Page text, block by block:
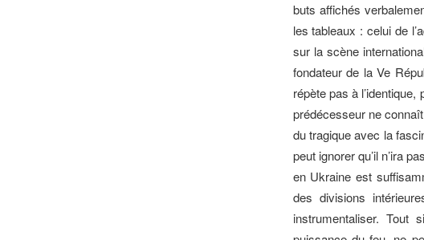
buts affichés
les tableaux : celui de
sur la scène
fondateur de la Ve
répète pas à
prédécesseur ne
du tragique avec la
peut ignorer qu’il n’ira
en Ukraine est
des divisions
instrumentaliser.